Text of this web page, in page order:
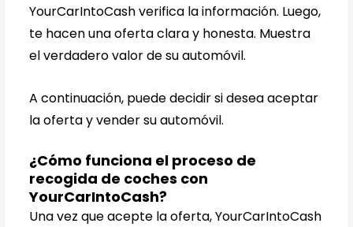
YourCarIntoCash verifica la información. Luego,
te hacen una oferta clara y honesta. Muestra
el verdadero valor de su automóvil.
A continuación, puede decidir si desea aceptar
la oferta y vender su automóvil.
¿Cómo funciona el proceso de
recogida de coches con
YourCarIntoCash?
Una vez que acepte la oferta, YourCarIntoCash